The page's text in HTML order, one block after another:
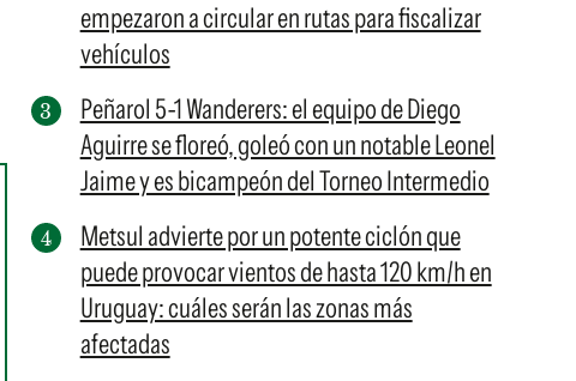
empezaron a circular en rutas para fiscalizar
vehículos
Peñarol 5-1 Wanderers: el equipo de Diego
Aguirre se floreó, goleó con un notable Leonel
Jaime y es bicampeón del Torneo Intermedio
Metsul advierte por un potente ciclón que
puede provocar vientos de hasta 120 km/h en
Uruguay: cuáles serán las zonas más
afectadas